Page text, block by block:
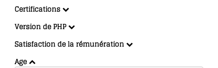
Certifications
Version de PHP
Satisfaction de la rémunération
Age